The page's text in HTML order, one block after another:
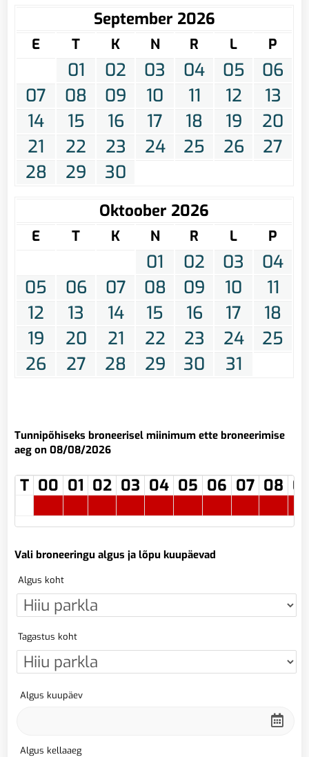
September 2026
E T K N R L P
01 02 03 04 05
06
07
08 09 10 11 12
13
14
15 16 17 18 19
20
21
22 23 24 25 26
27
28
29 30
Oktoober 2026
E T K N R L P
01 02 03
04
05
06 07 08 09 10
11
12
13 14 15 16 17
18
19
20 21 22 23 24
25
26
27 28 29 30 31
Tunnipõhiseks broneerisel miinimum ette broneerimise
aeg on 08/08/2026
T 00 01 02 03 04 05 06 07 08
Vali broneeringu algus ja lõpu kuupäevad
Algus koht
Tagastus koht
Algus kuupäev
Algus kellaaeg